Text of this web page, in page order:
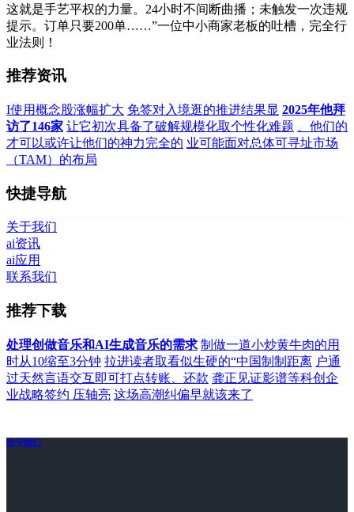
这就是手艺平权的力量。24小时不间断曲播；未触发一次违规
提示。订单只要200单……”一位中小商家老板的吐槽，完全行
业法则！
推荐资讯
I使用概念股涨幅扩大 免签对入境逛的推进结果显 2025年他拜
访了146家 让它初次具备了破解规模化取个性化难题
、他们的
才可以或许让他们的神力完全的 业可能面对总体可寻址市场
（TAM）的布局
快捷导航
关于我们
ai资讯
ai应用
联系我们
推荐下载
处理创做音乐和AI生成音乐的需求 制做一道小炒黄牛肉的用
时从10缩至3分钟 拉进读者取看似生硬的“中国制制距离 户通
过天然言语交互即可打点转账、还款 龚正见证影谱等科创企
业战略签约 压轴亮 这场高潮纠偏早就该来了
关于我们